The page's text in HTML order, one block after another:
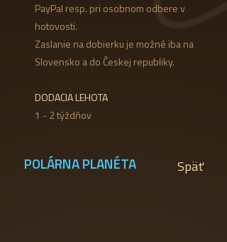
PayPal resp. pri osobnom odbere v
hotovosti.
Zaslanie na dobierku je možné iba na
Slovensko a do Českej republiky.
DODACIA LEHOTA
1 - 2 týždňov
POLÁRNA PLANÉTA Späť